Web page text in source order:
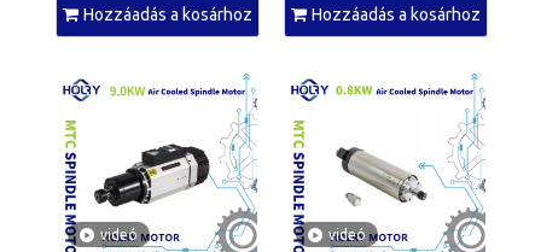
famegmunkáló gépekhez
Hozzáadás a kosárhoz
famegmunkáló gépekhez
Hozzáadás a kosárhoz
videó videó